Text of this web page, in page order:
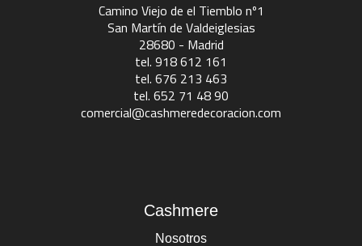
Camino Viejo de el Tiemblo nº1
San Martín de Valdeiglesias
28680 - Madrid
tel. 918 612 161
tel. 676 213 463
tel. 652 71 48 90
comercial@cashmeredecoracion.com
Cashmere
Nosotros